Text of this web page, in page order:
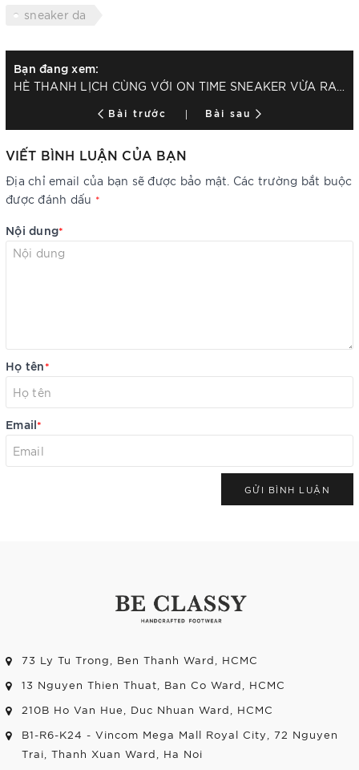
sneaker da
Bạn đang xem:
Bài trước Bài sau
VIẾT BÌNH LUẬN CỦA BẠN
Địa chỉ email của bạn sẽ được bảo mật. Các trường bắt buộc
được đánh dấu *
Nội dung*
Họ tên*
Email*
GỬI BÌNH LUẬN
73 Ly Tu Trong, Ben Thanh Ward, HCMC
13 Nguyen Thien Thuat, Ban Co Ward, HCMC
210B Ho Van Hue, Duc Nhuan Ward, HCMC
B1-R6-K24 - Vincom Mega Mall Royal City, 72 Nguyen
Trai, Thanh Xuan Ward, Ha Noi